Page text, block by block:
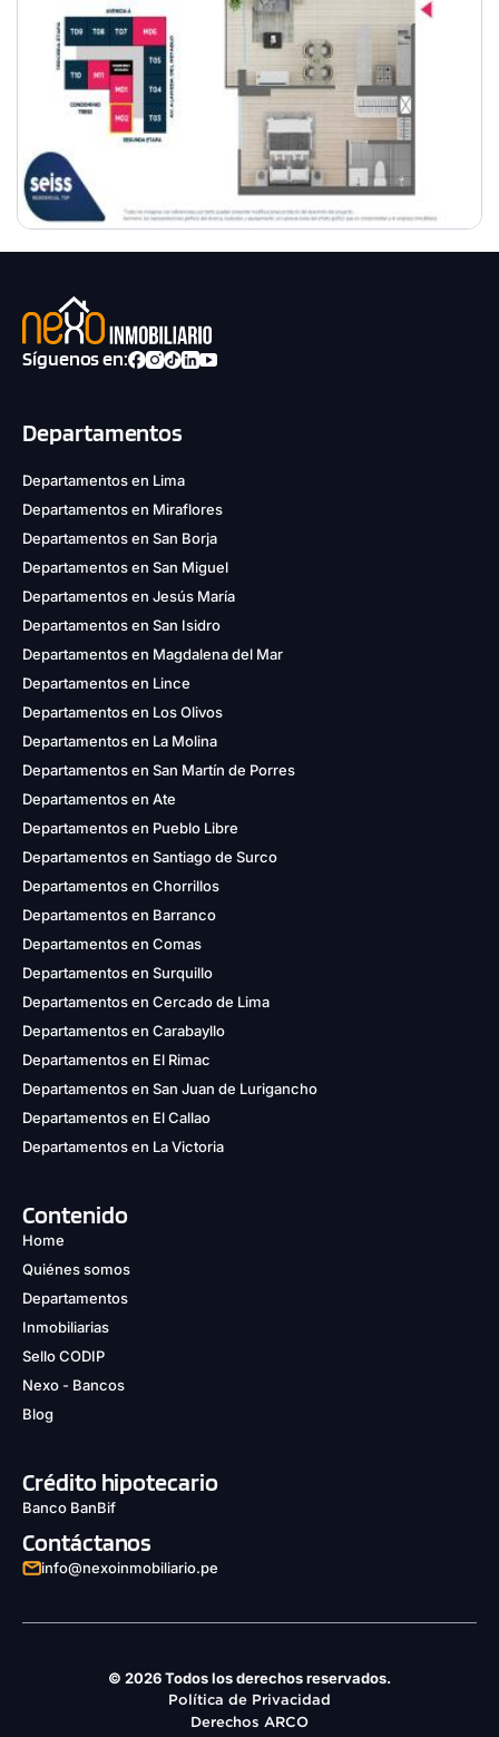
Síguenos en:
Departamentos
Departamentos en Lima
Departamentos en Miraflores
Departamentos en San Borja
Departamentos en San Miguel
Departamentos en Jesús María
Departamentos en San Isidro
Departamentos en Magdalena del Mar
Departamentos en Lince
Departamentos en Los Olivos
Departamentos en La Molina
Departamentos en San Martín de Porres
Departamentos en Ate
Departamentos en Pueblo Libre
Departamentos en Santiago de Surco
Departamentos en Chorrillos
Departamentos en Barranco
Departamentos en Comas
Departamentos en Surquillo
Departamentos en Cercado de Lima
Departamentos en Carabayllo
Departamentos en El Rimac
Departamentos en San Juan de Lurigancho
Departamentos en El Callao
Departamentos en La Victoria
Contenido
Home
Quiénes somos
Departamentos
Inmobiliarias
Sello CODIP
Nexo - Bancos
Blog
Crédito hipotecario
Banco BanBif
Contáctanos
info@nexoinmobiliario.pe
© 2026 Todos los derechos reservados.
Política de Privacidad
Derechos ARCO